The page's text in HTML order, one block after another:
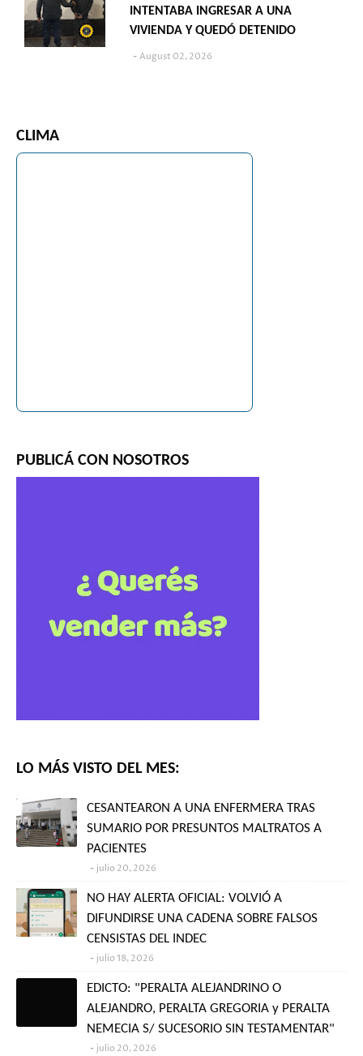
INTENTABA INGRESAR A UNA
VIVIENDA Y QUEDÓ DETENIDO
August 02, 2026
CLIMA
PUBLICÁ CON NOSOTROS
LO MÁS VISTO DEL MES:
CESANTEARON A UNA ENFERMERA TRAS
SUMARIO POR PRESUNTOS MALTRATOS A
PACIENTES
julio 20, 2026
NO HAY ALERTA OFICIAL: VOLVIÓ A
DIFUNDIRSE UNA CADENA SOBRE FALSOS
CENSISTAS DEL INDEC
julio 18, 2026
EDICTO: "PERALTA ALEJANDRINO O
ALEJANDRO, PERALTA GREGORIA y PERALTA
NEMECIA S/ SUCESORIO SIN TESTAMENTAR"
julio 20, 2026